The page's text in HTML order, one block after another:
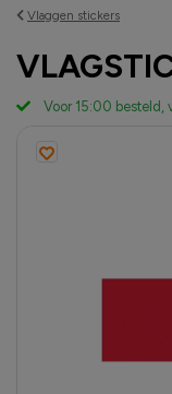
Vlaggen stickers
Voor 15:00